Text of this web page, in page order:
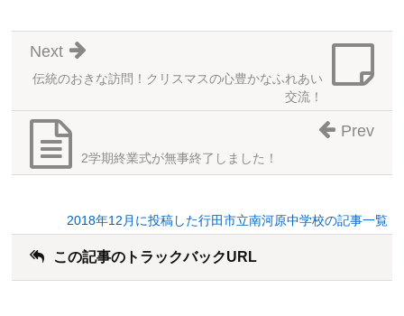
伝統のおきな訪問！クリスマスの心豊かなふれあい
交流！
Next
2学期終業式が無事終了しました！
Prev
2018年12月に投稿した行田市立南河原中学校の記事一覧
この記事のトラックバックURL